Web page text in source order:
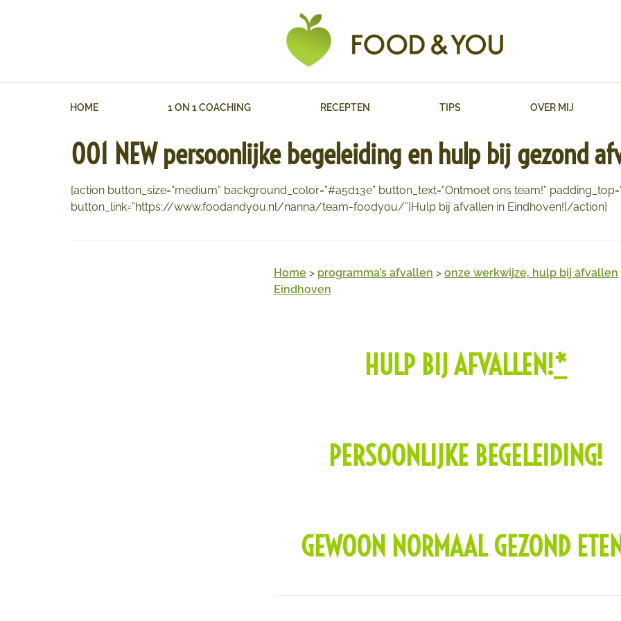
HOME 1 ON 1 COACHING RECEPTEN TIPS OVER MIJ
001 NEW persoonlijke begeleiding en hulp bij gezond
[action button_size=”medium” background_color=”#a5d13e” button_text=”Ontmoet ons team!”
button_link=”https://www.foodandyou.nl/nanna/team-foodyou/”]Hulp bij afvallen in Eindhoven![/action]
Home > programma’s afvallen > onze werkwijze, hulp bij afvallen
Eindhoven
HULP BIJ AFVALLEN!*
PERSOONLIJKE BEGELEIDING!
GEWOON NORMAAL GEZOND